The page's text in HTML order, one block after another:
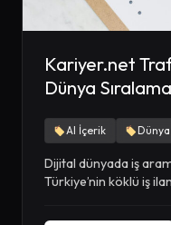
Kariyer.net
Dünya
AI İçerik
Dijital dünyada iş
Türkiye’nin köklü iş